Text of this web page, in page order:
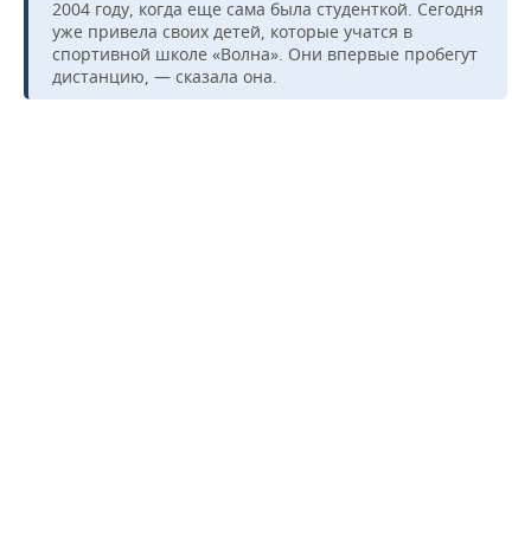
2004 году, когда еще сама была студенткой. Сегодня
уже привела своих детей, которые учатся в
спортивной школе «Волна». Они впервые пробегут
дистанцию, — сказала она.